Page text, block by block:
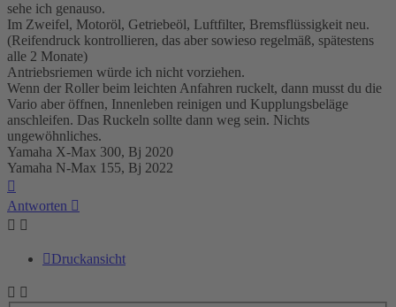
sehe ich genauso.
Im Zweifel, Motoröl, Getriebeöl, Luftfilter, Bremsflüssigkeit neu.
(Reifendruck kontrollieren, das aber sowieso regelmäß, spätestens
alle 2 Monate)
Antriebsriemen würde ich nicht vorziehen.
Wenn der Roller beim leichten Anfahren ruckelt, dann musst du die
Vario aber öffnen, Innenleben reinigen und Kupplungsbeläge
anschleifen. Das Ruckeln sollte dann weg sein. Nichts
ungewöhnliches.
Yamaha X-Max 300, Bj 2020
Yamaha N-Max 155, Bj 2022
Antworten
Druckansicht